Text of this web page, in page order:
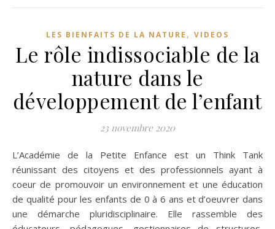
LES BIENFAITS DE LA NATURE , VIDEOS
Le rôle indissociable de la
nature dans le
développement de l’enfant
23 novembre 2020
L’Académie de la Petite Enfance est un Think Tank
réunissant des citoyens et des professionnels ayant à
coeur de promouvoir un environnement et une éducation
de qualité pour les enfants de 0 à 6 ans et d’oeuvrer dans
une démarche pluridisciplinaire. Elle rassemble des